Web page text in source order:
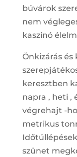
búvárok
nem
kaszinó
Önkizárás
keresztben
napra , heti ,
végrehajt -
metrikus
szünet